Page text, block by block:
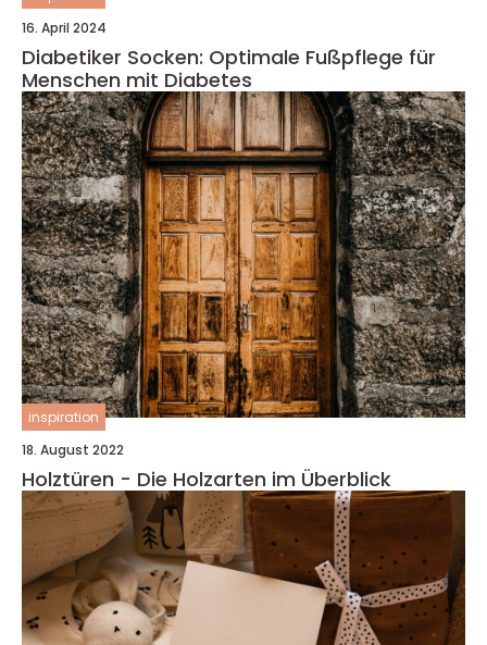
16. April 2024
Diabetiker Socken: Optimale Fußpflege für
Menschen mit Diabetes
inspiration
18. August 2022
Holztüren - Die Holzarten im Überblick